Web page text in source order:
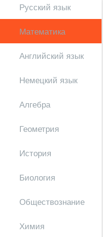
Русский язык
Математика
Английский язык
Немецкий язык
Алгебра
Геометрия
История
Биология
Обществознание
Химия